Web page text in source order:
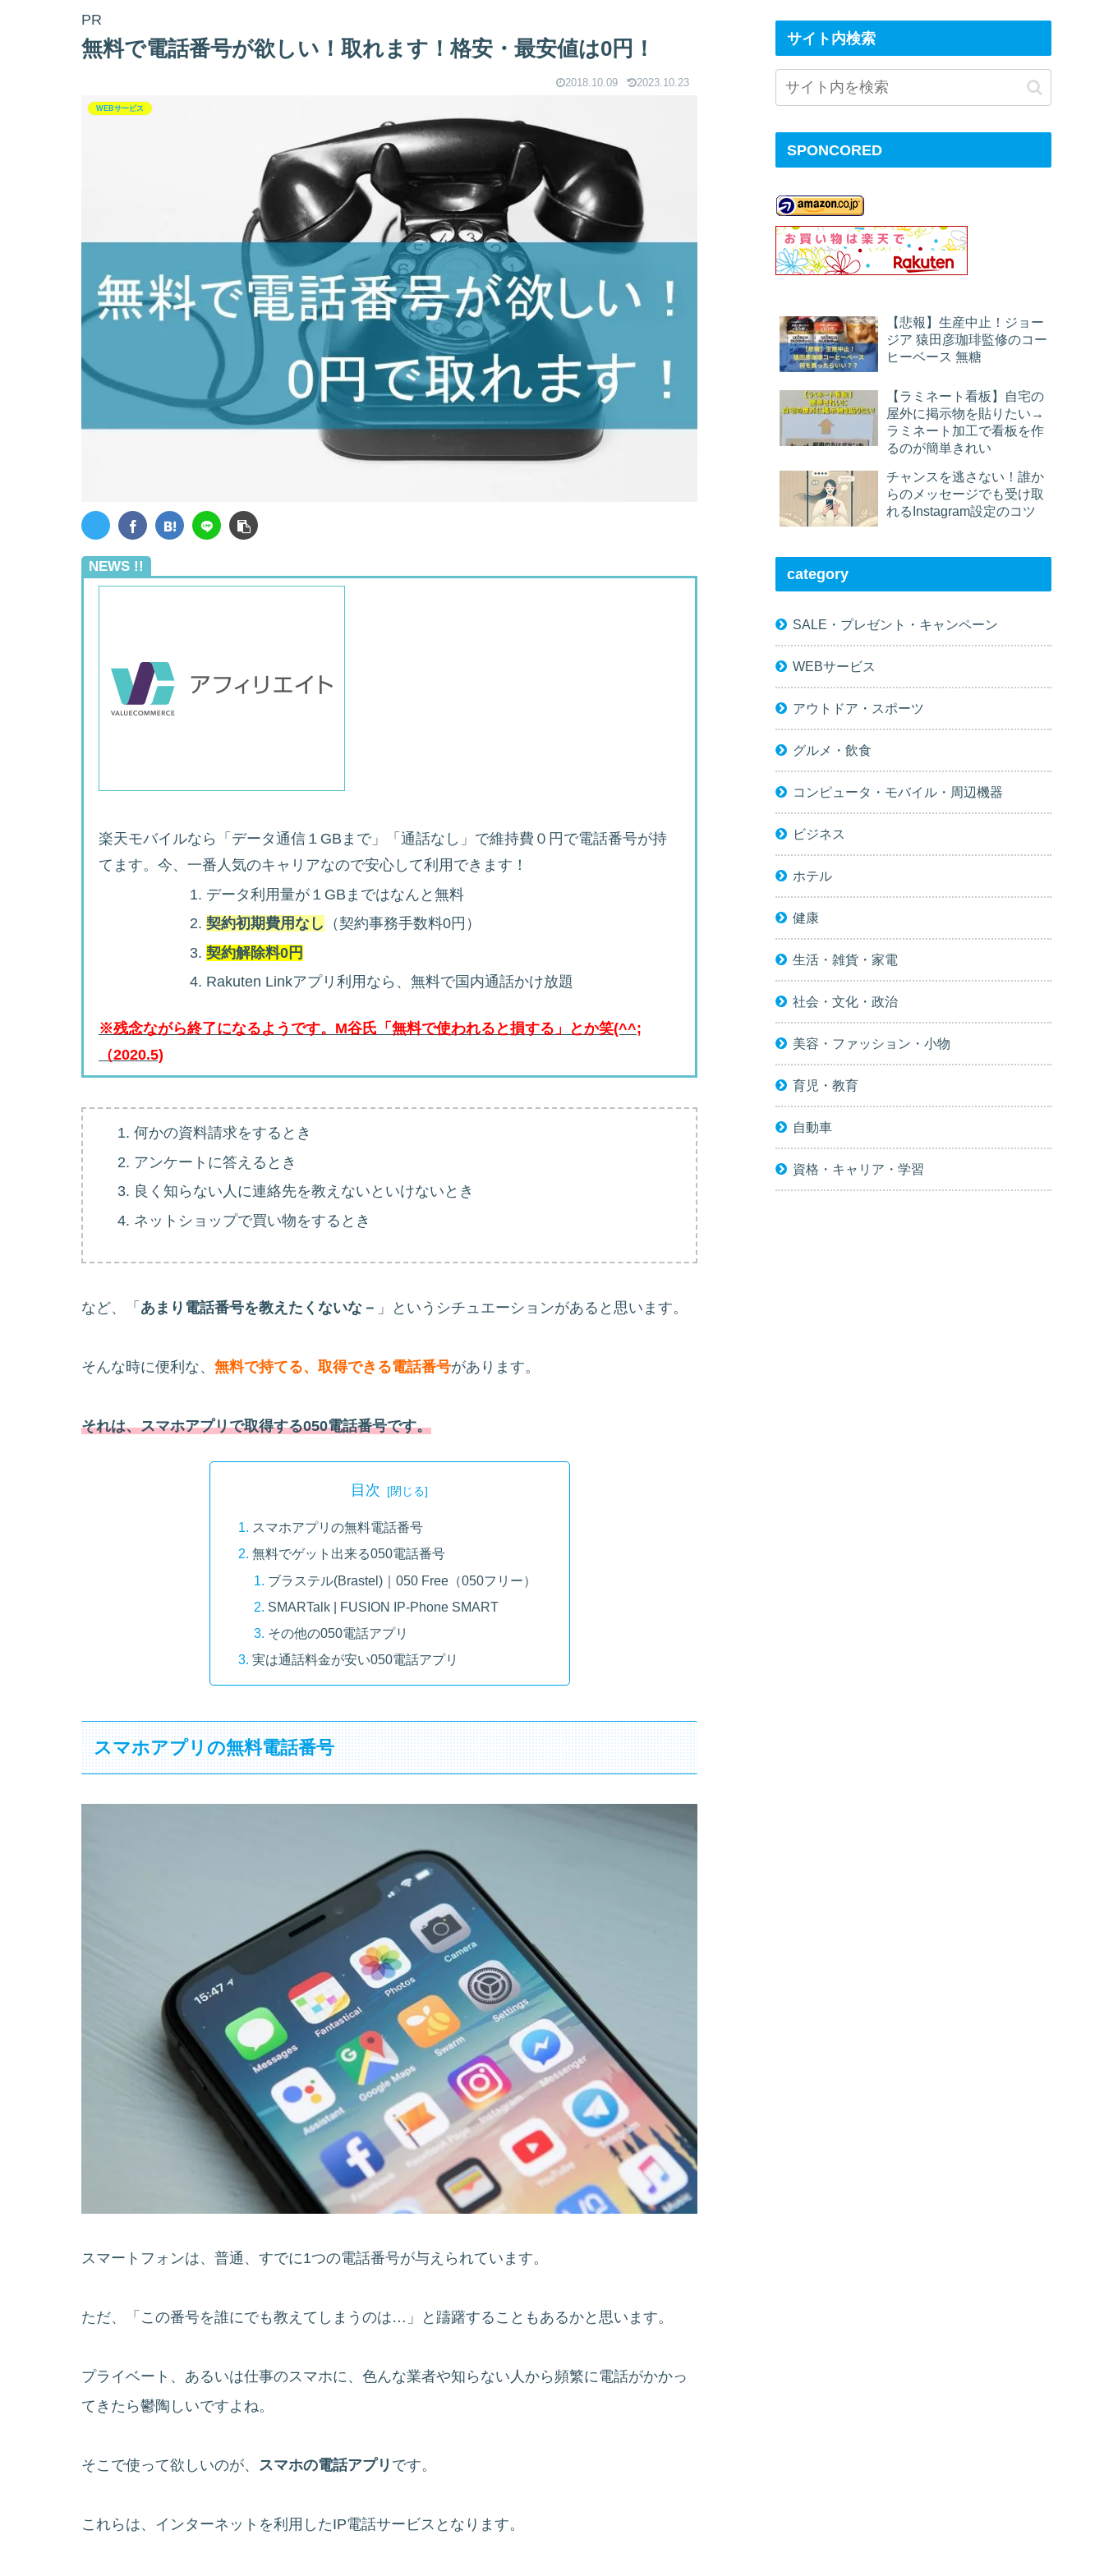
PR
無料で電話番号が欲しい！取れます！格安・最安値は0円！
2018.10.09 2023.10.23
WEBサービス
NEWS !!
楽天モバイルなら「データ通信１GBまで」「通話なし」で維持費０円で電話番号が持
てます。今、一番人気のキャリアなので安心して利用できます！
データ利用量が１GBまではなんと無料
契約初期費用なし （契約事務手数料0円）
契約解除料0円
Rakuten Linkアプリ利用なら、無料で国内通話かけ放題
※残念ながら終了になるようです。M谷氏「無料で使われると損する」とか笑(^^;
（2020.5)
何かの資料請求をするとき
アンケートに答えるとき
良く知らない人に連絡先を教えないといけないとき
ネットショップで買い物をするとき
など、「 あまり電話番号を教えたくないな－ 」というシチュエーションがあると思います。
そんな時に便利な、 無料で持てる、取得できる電話番号があります。
それは、スマホアプリで取得する050電話番号です。
目次
スマホアプリの無料電話番号
無料でゲット出来る050電話番号
ブラステル(Brastel)｜050 Free（050フリー）
SMARTalk | FUSION IP-Phone SMART
その他の050電話アプリ
実は通話料金が安い050電話アプリ
スマホアプリの無料電話番号
スマートフォンは、普通、すでに1つの電話番号が与えられています。
ただ、「この番号を誰にでも教えてしまうのは…」と躊躇することもあるかと思います。
プライベート、あるいは仕事のスマホに、色んな業者や知らない人から頻繁に電話がかかっ
てきたら鬱陶しいですよね。
そこで使って欲しいのが、 スマホの電話アプリ です。
これらは、インターネットを利用したIP電話サービスとなります。
サイト内検索
SPONCORED
【悲報】生産中止！ジョー
ジア 猿田彦珈琲監修のコー
ヒーベース 無糖
【ラミネート看板】自宅の
屋外に掲示物を貼りたい→
ラミネート加工で看板を作
るのが簡単きれい
チャンスを逃さない！誰か
らのメッセージでも受け取
れるInstagram設定のコツ
category
SALE・プレゼント・キャンペーン
WEBサービス
アウトドア・スポーツ
グルメ・飲食
コンピュータ・モバイル・周辺機器
ビジネス
ホテル
健康
生活・雑貨・家電
社会・文化・政治
美容・ファッション・小物
育児・教育
自動車
資格・キャリア・学習